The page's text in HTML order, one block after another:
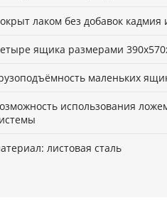
лаком без добавок кадмия
ящика размерами
маленьких
использования
листовая сталь